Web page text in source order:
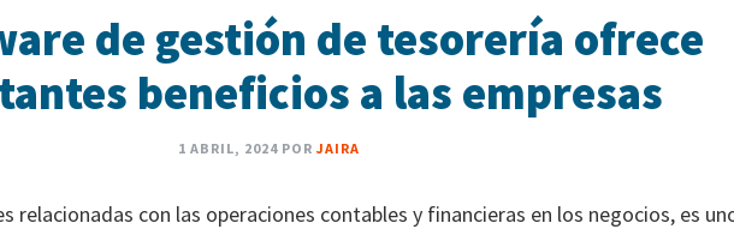
de gestión de tesorería ofrece
beneficios a las empresas
1 ABRIL, 2024 POR JAIRA
relacionadas con las operaciones contables y financieras en los negocios, es